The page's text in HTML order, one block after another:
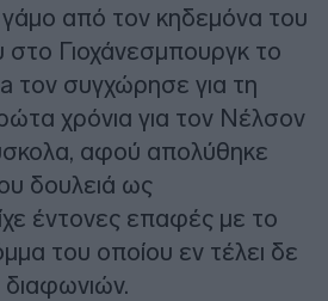
από τον κηδεμόνα του
Γιοχάνεσμπουργκ το
τον συγχώρησε για τη
χρόνια για τον Νέλσον
αφού απολύθηκε
δουλειά ως
έντονες επαφές με το
του οποίου εν τέλει δε
διαφωνιών.